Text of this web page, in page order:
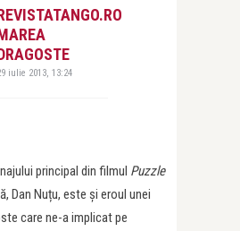
iulie 2013, 13:24
principal din filmul Puzzle
Dan Nuțu, este și eroul unei
care ne-a implicat pe